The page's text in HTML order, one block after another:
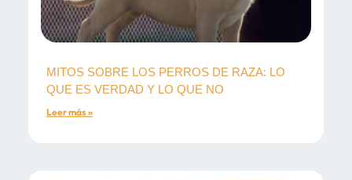
MITOS SOBRE LOS PERROS DE RAZA: LO
QUE ES VERDAD Y LO QUE NO
Leer más »